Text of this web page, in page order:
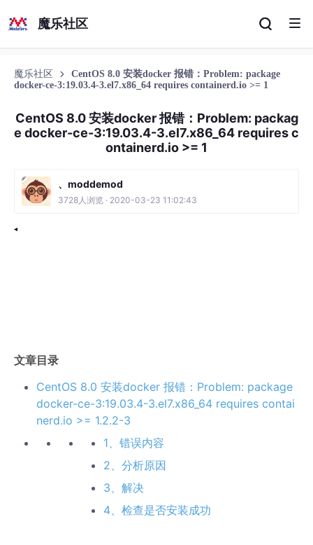
魔乐社区
魔乐社区
CentOS 8.0 安装docker 报错：Problem: package
docker-ce-3:19.03.4-3.el7.x86_64 requires containerd.io >= 1
CentOS 8.0 安装docker 报错：Problem: packag
e docker-ce-3:19.03.4-3.el7.x86_64 requires c
ontainerd.io >= 1
、moddemod
3728人浏览 · 2020-03-23 11:02:43
文章目录
CentOS 8.0 安装docker 报错：Problem: package
docker-ce-3:19.03.4-3.el7.x86_64 requires contai
nerd.io >= 1.2.2-3
1、错误内容
2、分析原因
3、解决
4、检查是否安装成功